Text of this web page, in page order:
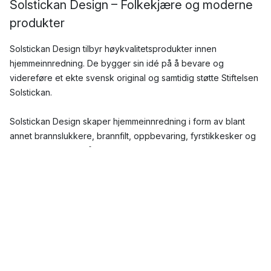
Solstickan Design – Folkekjære og moderne
produkter
Solstickan Design tilbyr høykvalitetsprodukter innen
hjemmeinnredning. De bygger sin idé på å bevare og
videreføre et ekte svensk original og samtidig støtte Stiftelsen
Solstickan.
Solstickan Design skaper hjemmeinnredning i form av blant
annet brannslukkere, brannfilt, oppbevaring, fyrstikkesker og
mye mer. Hos oss på Nordic Nest finner du et bredt utvalg fra